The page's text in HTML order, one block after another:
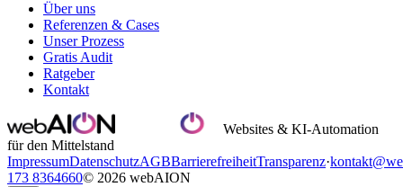
Über uns
Referenzen & Cases
Unser Prozess
Gratis Audit
Ratgeber
Kontakt
Websites & KI-Automation
für den Mittelstand
ImpressumDatenschutzAGBBarrierefreiheitTransparenz·
173 8364660© 2026 webAION